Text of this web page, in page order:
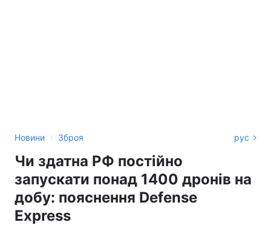
Новини › Зброя рус
Чи здатна РФ постійно
запускати понад 1400 дронів на
добу: пояснення Defense
Express